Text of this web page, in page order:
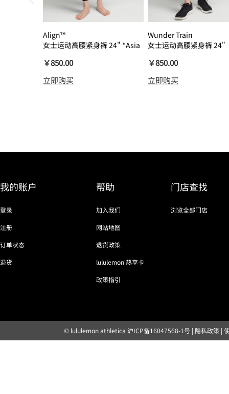
Align™
女士运动高腰紧身裤 24" *Asia
￥850.00
立即购买
Wunder Train
女士运动高腰紧身裤 24"
￥850.00
立即购买
我的账户
登录
注册
订单状态
退货
帮助
加入我们
网站地图
退货政策
lululemon 热享卡
政策指引
门店查找
浏览全部门店
© lululemon athletica 沪ICP备16047568-1号 | 隐私政策|